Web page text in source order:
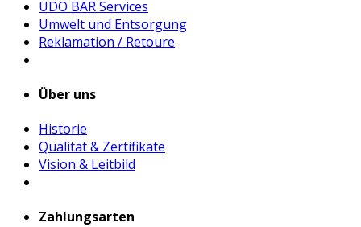
UDO BÄR Services
Umwelt und Entsorgung
Reklamation / Retoure
Über uns
Historie
Qualität & Zertifikate
Vision & Leitbild
Zahlungsarten